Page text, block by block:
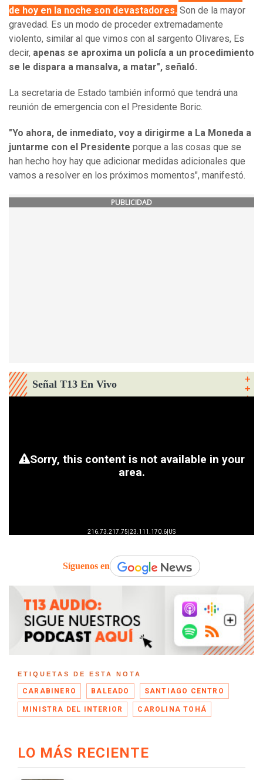
de hoy en la noche son devastadores. Son de la mayor
gravedad. Es un modo de proceder extremadamente
violento, similar al que vimos con al sargento Olivares, Es
decir, apenas se aproxima un policía a un procedimiento
se le dispara a mansalva, a matar", señaló.
La secretaria de Estado también informó que tendrá una
reunión de emergencia con el Presidente Boric.
"Yo ahora, de inmediato, voy a dirigirme a La Moneda a
juntarme con el Presidente porque a las cosas que se
han hecho hoy hay que adicionar medidas adicionales que
vamos a resolver en los próximos momentos", manifestó.
PUBLICIDAD
Señal T13 En Vivo
Síguenos en
ETIQUETAS DE ESTA NOTA
CARABINERO BALEADO SANTIAGO CENTRO
MINISTRA DEL INTERIOR CAROLINA TOHÁ
LO MÁS RECIENTE